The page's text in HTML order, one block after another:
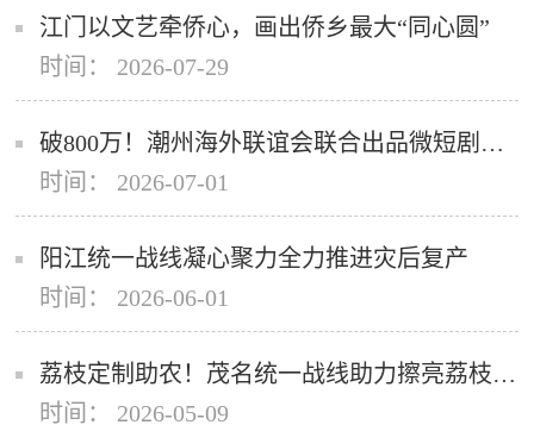
江门以文艺牵侨心，画出侨乡最大“同心圆”
时间： 2026-07-29
破800万！潮州海外联谊会联合出品微短剧《潮州奇谭》登陆央视频
时间： 2026-07-01
阳江统一战线凝心聚力全力推进灾后复产
时间： 2026-06-01
荔枝定制助农！茂名统一战线助力擦亮荔枝金招牌
时间： 2026-05-09